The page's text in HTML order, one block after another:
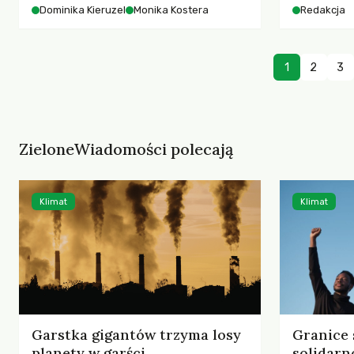
współczesnego miasta.
Dominika Kieruzel Monika Kostera Redakcja
1 2 3
ZieloneWiadomości polecają
Garstka gigantów trzyma losy
Klimat
Granice
Klimat